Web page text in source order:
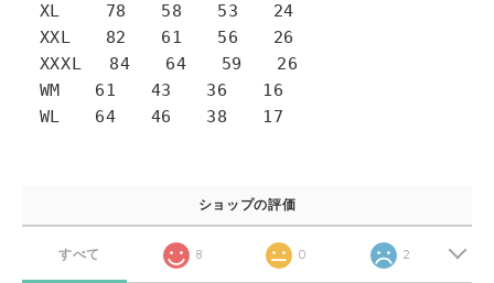
XL 78 58 53 24
XXL 82 61 56 26
XXXL 84 64 59 26
WM 61 43 36 16
WL 64 46 38 17
ショップの評価
すべて 8 0 2